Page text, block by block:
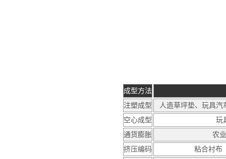
成型方法
注塑成型
人造草坪垫、玩具
空心成型
玩
通货膨胀
农
挤压编码
粘合衬布